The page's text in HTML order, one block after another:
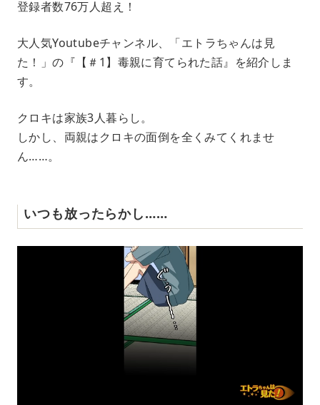
登録者数76万人超え！
大人気Youtubeチャンネル、「エトラちゃんは見
た！」の『【＃1】毒親に育てられた話』を紹介しま
す。
クロキは家族3人暮らし。
しかし、両親はクロキの面倒を全くみてくれませ
ん……。
いつも放ったらかし……